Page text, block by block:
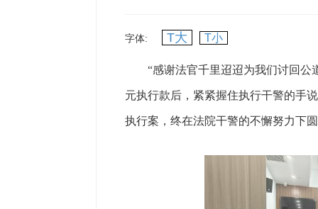
字体: T大 T小
“感谢法官千里迢迢为我们讨回公道
元执行款后，紧紧握住执行干警的手
执行案，终在法院干警的不懈努力下